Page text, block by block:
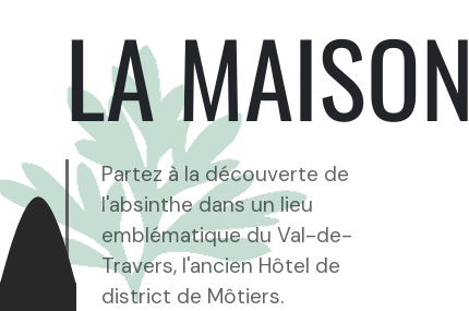
LA MAISON
Partez à la découverte de
l'absinthe dans un lieu
emblématique du Val-de-
Travers, l'ancien Hôtel de
district de Môtiers.